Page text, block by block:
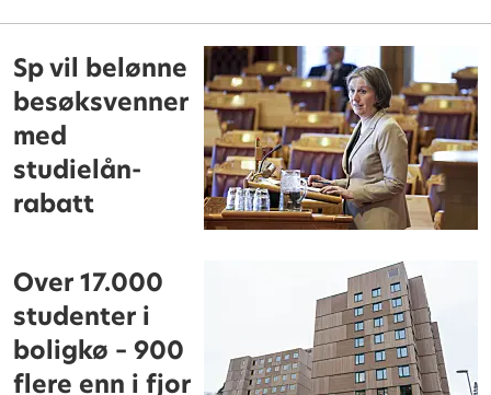
Sp vil belønne
besøksvenner
med
studielån-
rabatt
Over 17.000
studenter i
boligkø – 900
flere enn i fjor